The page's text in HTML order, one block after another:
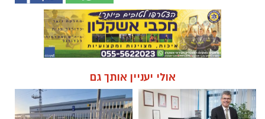
אולי יעניין אותך גם